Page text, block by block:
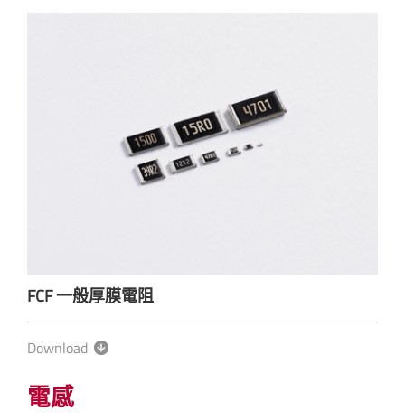
FCF 一般厚膜電阻
Download
電感